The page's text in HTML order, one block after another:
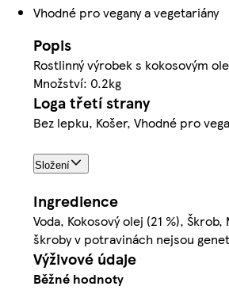
Vhodné pro vegany a vegetariány
Popis
Rostlinný výrobek s kokosovým
Množství: 0.2kg
Loga třetí strany
Bez lepku, Košer, Vhodné pro
Složení
Ingredience
Voda, Kokosový olej (21 %),
škroby v potravinách nejsou
Výživové údaje
Běžné hodnoty